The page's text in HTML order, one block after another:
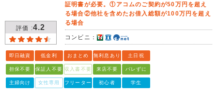
評価 :4.2
証明書が必要。①アコムのご契約が50万円を超え
る場合②他社を含めたお借入総額が100万円を超え
る場合
コンビニ：
即日融資 低金利 おまとめ 無利息あり 土日祝
担保不要 保証人不要 収入書不要 来店不要 バレずに
主婦向け 女性専用 フリーター 初心者 学生